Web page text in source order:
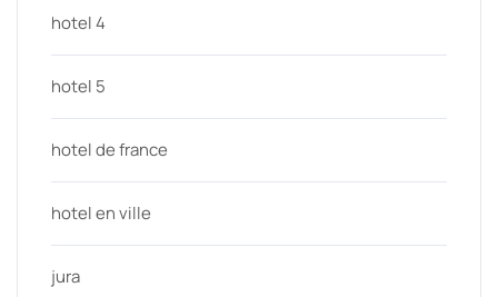
hotel 4
hotel 5
hotel de france
hotel en ville
jura